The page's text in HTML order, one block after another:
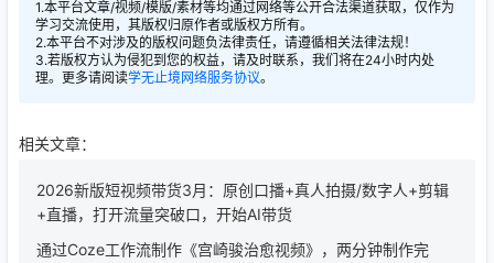
1.本平台文章/视频/模版/素材等均通过网络等公开合法渠道获取，仅作为
学习交流使用，其版权归原作者或版权方所有。
2.本平台不对涉及的版权问题负法律责任，请遵循相关法律法规！
3.若版权方认为侵犯到您的权益，请及时联系，我们将在24小时内处
理。更多请阅读学无止境网络服务协议。
相关文章：
2026新版短视频带货3月：原创口播+真人拍摄/数字人+剪辑
+直播，打开流量突破口，开始AI带货
通过Coze工作流制作《宫崎骏治愈视频》，两分钟制作完